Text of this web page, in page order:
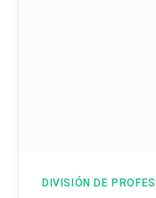
DIVISIÓN DE